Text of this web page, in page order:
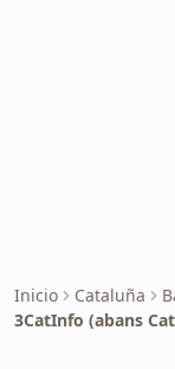
Inicio Cataluña
3CatInfo (abans